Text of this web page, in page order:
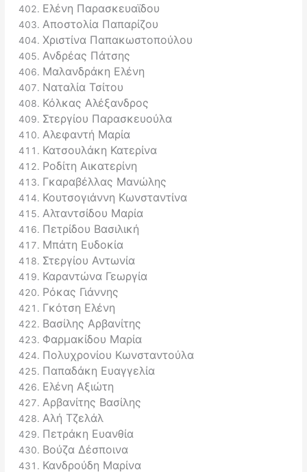
Ελένη Παρασκευαϊδου
Αποστολία Παπαρίζου
Χριστίνα Παπακωστοπούλου
Ανδρέας Πάτσης
Μαλανδράκη Ελένη
Ναταλία Τσίτου
Κόλκας Αλέξανδρος
Στεργίου Παρασκευούλα
Αλεφαντή Μαρία
Κατσουλάκη Κατερίνα
Ροδίτη Αικατερίνη
Γκαραβέλλας Μανώλης
Κουτσογιάννη Κωνσταντίνα
Αλταντσίδου Μαρία
Πετρίδου Βασιλική
Μπάτη Ευδοκία
Στεργίου Αντωνία
Καραντώνα Γεωργία
Ρόκας Γιάννης
Γκότση Ελένη
Βασίλης Αρβανίτης
Φαρμακίδου Μαρία
Πολυχρονίου Κωνσταντούλα
Παπαδάκη Ευαγγελία
Ελένη Αξιώτη
Αρβανίτης Βασίλης
Αλή Τζελάλ
Πετράκη Ευανθία
Βούζα Δέσποινα
Κανδρούδη Μαρίνα